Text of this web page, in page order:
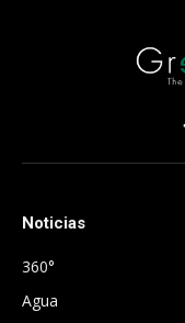
Noticias
360°
Agua